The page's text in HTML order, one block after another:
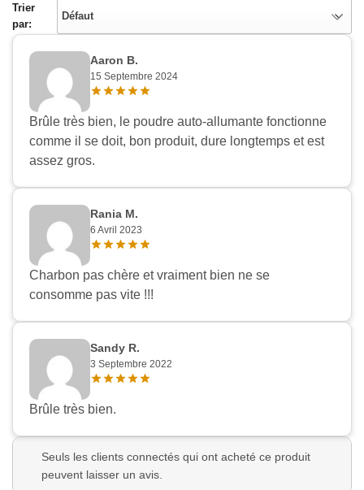
Trier
par:
Défaut
Aaron B.
15 Septembre 2024
Brûle très bien, le poudre auto-allumante fonctionne
comme il se doit, bon produit, dure longtemps et est
assez gros.
Rania M.
6 Avril 2023
Charbon pas chère et vraiment bien ne se
consomme pas vite !!!
Sandy R.
3 Septembre 2022
Brûle très bien.
Seuls les clients connectés qui ont acheté ce produit
peuvent laisser un avis.